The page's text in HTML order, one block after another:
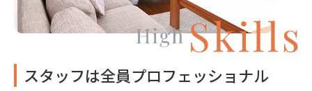
スタッフは全員プロフェッショナル